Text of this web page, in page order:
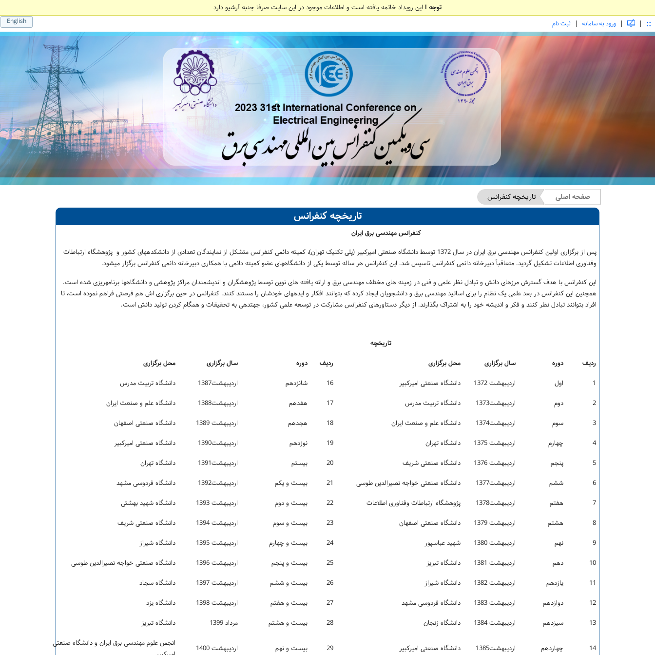
توجه ! این رویداد خاتمه یافته است و اطلاعات موجود در این سایت صرفا جنبه آرشیو دارد
English ::
|
| ورود به سامانه | ثبت نام
صفحه اصلی تاریخچه کنفرانس
تاریخچه کنفرانس
کنفرانس مهندسی برق ایران
پس از برگزاری اولین کنفرانس مهندسی برق ایران در سال 1372 توسط دانشگاه صنعتی امیرکبیر (پلی تکنیک تهران)، کمیته دائمی کنفرانس متشکل از نمایندگان تعدادی از دانشکده­های کشور و پژوهشگاه ارتباطات
وفناوری اطلاعات تشکیل گردید. متعاقباً دبیرخانه دائمی کنفرانس تاسیس شد. این کنفرانس هر ساله توسط یکی از دانشگاه­های عضو کمیته دائمی با همکاری دبیرخانه دائمی کنفرانس برگزار می­شود.
این کنفرانس با هدف گسترش مرزهای دانش و تبادل نظر علمی و فنی در زمینه های مختلف مهندسی برق و ارائه یافته های نوین توسط پژوهشگران و اندیشمندان مراکز پژوهشی و دانشگاه­ها برنامه­ریزی شده است.
همچنین این کنفرانس در بعد علمی یک نظام را برای اساتید مهندسی برق و دانشجویان ایجاد کرده که بتوانند افکار و ایده­های خودشان را مستند کنند. کنفرانس در حین برگزاری اش هم فرصتی فراهم نموده است، تا
افراد بتوانند تبادل نظر کنند و فکر و اندیشه خود را به اشتراک بگذارند. از دیگر دستاورهای کنفرانس مشارکت در توسعه علمی کشور، جهت­دهی به تحقیقات و همگام کردن تولید دانش است.
تاریخچه
ردیف دوره سال برگزاری محل برگزاری ردیف دوره سال برگزاری محل برگزاری
1 اول اردیبهشت 1372 دانشگاه صنعتی اميرکبير 16 شانزدهم اردیبهشت­1387 دانشگاه تربيت مدرس
2 دوم اردیبهشت1373 دانشگاه تربيت مدرس 17 هفدهم اردیبهشت1388 دانشگاه علم و صنعت ایران
3 سوم اردیبهشت1374 دانشگاه علم و صنعت ایران 18 هجدهم اردیبهشت ­1389 دانشگاه صنعتی اصفهان
4 چهارم اردیبهشت 1375 دانشگاه تهران 19 نوزدهم اردیبهشت­­1390 دانشگاه صنعتی اميرکبير
5 پنجم اردیبهشت 1376 دانشگاه صنعتی شریف 20 بیستم اردیبهشت­1391 دانشگاه تهران
6 ششم اردیبهشت­1377 دانشگاه صنعتی خواجه نصيرالدین طوسی 21 بیست و یکم اردیبهشت­­1392 دانشگاه فردوسی مشهد
7 هفتم اردیبهشت­1378 پژوهشگاه ارتباطات وفناوری اطلاعات 22 بیست و دوم اردیبهشت 1393 دانشگاه شهيد بهشتی
8 هشتم اردیبهشت­ 1379 دانشگاه صنعتی اصفهان 23 بیست و سوم اردیبهشت 1394 دانشگاه صنعتی شریف
9 نهم اردیبهشت 1380 شهيد عباسپور 24 بیست و چهارم اردیبهشت 1395 دانشگاه شيراز
10 دهم اردیبهشت 1381 دانشگاه تبریز 25 بیست و پنجم اردیبهشت 1396 دانشگاه صنعتی خواجه نصيرالدین طوسی
11 یازدهم اردیبهشت 1382 دانشگاه شيراز 26 بیست و ششم اردیبهشت 1397 دانشگاه سجاد
12 دوازدهم اردیبهشت 1383 دانشگاه فردوسی مشهد 27 بیست و هفتم اردیبهشت 1398 دانشگاه یزد
13 سیزدهم اردیبهشت 1384 دانشگاه زنجان 28 بیست و هشتم مرداد 1399 دانشگاه تبریز
14 چهاردهم اردیبهشت1385 دانشگاه صنعتی اميرکبير 29 بیست و نهم اردیبهشت 1400
انجمن علوم مهندسی برق ایران و دانشگاه صنعتی